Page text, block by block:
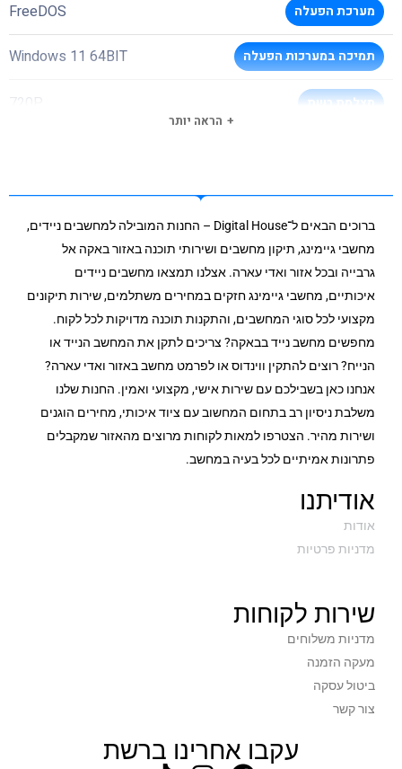
מערכת הפעלה FreeDOS
תמיכה במערכות הפעלה Windows 11 64BIT
מצלמת רשת 720P
חיבור רשת קווי 100/1000
סוג וויי-פיי Intel® Wi-Fi 6E AX211 (Gig+)
בלוטות BT 5.2
כניסת
USB3
1XUSB 2.0-A 1XUSB3.2 Gen1 (A) 2XUSB3.2
GEN2 (c)
מסך מגע
חריצי זכרון פנויים
משקל בק"ג
תקופת אחריות
הראה יותר
ברוכים הבאים ל־Digital House – החנות המובילה למחשבים ניידים,
מחשבי גיימינג, תיקון מחשבים ושירותי תוכנה באזור באקה אל
גרבייה ובכל אזור ואדי עארה. אצלנו תמצאו מחשבים ניידים
איכותיים, מחשבי גיימינג חזקים במחירים משתלמים, שירות תיקונים
מקצועי לכל סוגי המחשבים, והתקנות תוכנה מדויקות לכל לקוח.
מחפשים מחשב נייד בבאקה? צריכים לתקן את המחשב הנייד או
הנייח? רוצים להתקין ווינדוס או לפרמט מחשב באזור ואדי עארה?
אנחנו כאן בשבילכם עם שירות אישי, מקצועי ואמין. החנות שלנו
משלבת ניסיון רב בתחום המחשוב עם ציוד איכותי, מחירים הוגנים
ושירות מהיר. הצטרפו למאות לקוחות מרוצים מהאזור שמקבלים
פתרונות אמיתיים לכל בעיה במחשב.
אודיתנו
אודות
מדניות פרטיות
שירות לקוחות
מדניות משלוחים
מעקה הזמנה
ביטול עסקה
צור קשר
עקבו אחרינו ברשת